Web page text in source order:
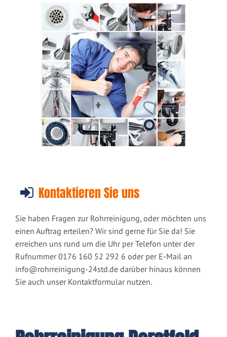
Kontaktieren Sie uns
Sie haben Fragen zur Rohrreinigung, oder möchten uns
einen Auftrag erteilen? Wir sind gerne für Sie da! Sie
erreichen uns rund um die Uhr per Telefon unter der
Rufnummer 0176 160 52 292 6 oder per E-Mail an
info@rohrreinigung-24std.de darüber hinaus können
Sie auch unser Kontaktformular nutzen.